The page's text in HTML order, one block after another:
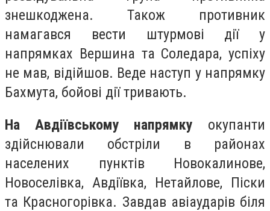
знешкоджена. Також противник
намагався вести штурмові дії у
напрямках Вершина та Соледара, успіху
не мав, відійшов. Веде наступ у напрямку
Бахмута, бойові дії тривають.
На Авдіївському напрямку окупанти
здійснювали обстріли в районах
населених пунктів Новокалинове,
Новоселівка, Авдіївка, Нетайлове, Піски
та Красногорівка. Завдав авіаударів біля